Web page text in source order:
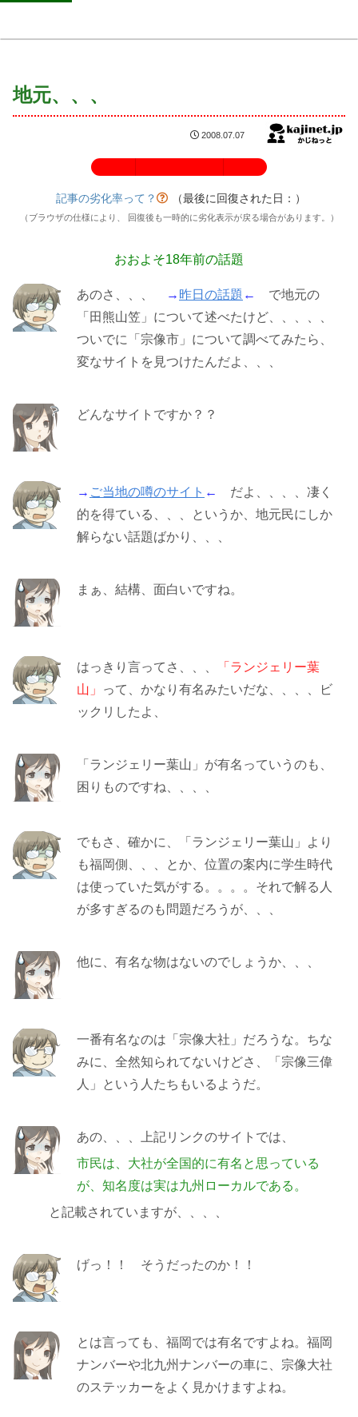
地元、、、
2008.07.07
記事の劣化率って？ （最後に回復された日： ）
（ブラウザの仕様により、 回復後も一時的に劣化表示が戻る場合があります。）
おおよそ18年前の話題
あのさ、、、 → 昨日の話題 ←
で地元の
「田熊山笠」について述べたけど、、、、、
ついでに「宗像市」について調べてみたら、
変なサイトを見つけたんだよ、、、
どんなサイトですか？？
→ ご当地の噂のサイト ←
だよ、、、、凄く
的を得ている、、、というか、地元民にしか
解らない話題ばかり、、、
まぁ、結構、面白いですね。
はっきり言ってさ、、、
「ランジェリー葉
山」
って、かなり有名みたいだな、、、、ビ
ックリしたよ、
「ランジェリー葉山」が有名っていうのも、
困りものですね、、、、
でもさ、確かに、「ランジェリー葉山」より
も福岡側、、、とか、位置の案内に学生時代
は使っていた気がする。。。。それで解る人
が多すぎるのも問題だろうが、、、
他に、有名な物はないのでしょうか、、、
一番有名なのは「宗像大社」だろうな。ちな
みに、全然知られてないけどさ、「宗像三偉
人」という人たちもいるようだ。
あの、、、上記リンクのサイトでは、
市民は、大社が全国的に有名と思っている
が、知名度は実は九州ローカルである。
と記載されていますが、、、、
げっ！！ そうだったのか！！
とは言っても、福岡では有名ですよね。福岡
ナンバーや北九州ナンバーの車に、宗像大社
のステッカーをよく見かけますよね。